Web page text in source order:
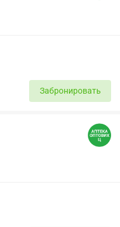
Забронировать